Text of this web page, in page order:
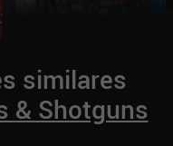
similares
& Shotguns